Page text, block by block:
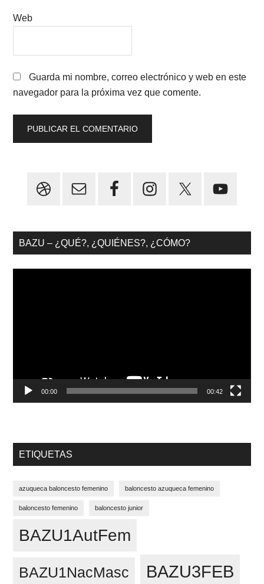
Web
Guarda mi nombre, correo electrónico y web en este
navegador para la próxima vez que comente.
Primary
BAZU – ¿QUÉ?, ¿QUIÉNES?, ¿CÓMO?
00:00 00:42
ETIQUETAS
azuqueca baloncesto femenino baloncesto azuqueca femenino
baloncesto femenino baloncesto junior
BAZU1AutFem
BAZU1NacMasc BAZU3FEB